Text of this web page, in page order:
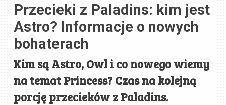
Przecieki z Paladins: kim jest
Astro? Informacje o nowych
bohaterach
Kim są Astro, Owl i co nowego wiemy
na temat Princess? Czas na kolejną
porcję przecieków z Paladins.